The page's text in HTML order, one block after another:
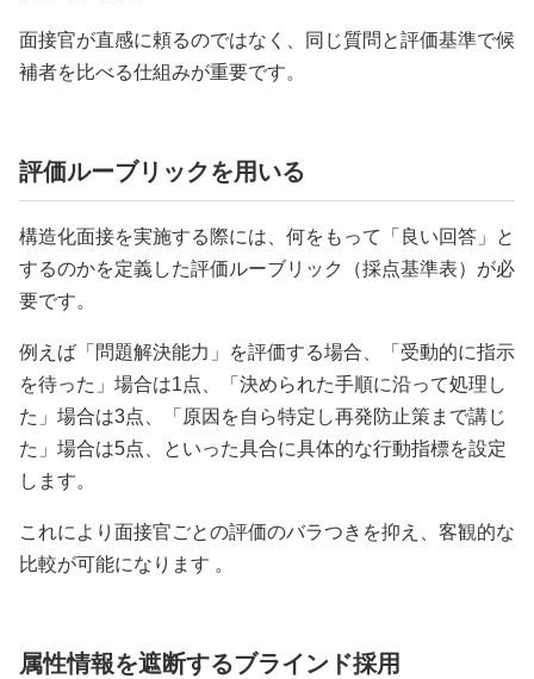
面接官が直感に頼るのではなく、同じ質問と評価基準で候
補者を比べる仕組みが重要です。
評価ルーブリックを用いる
構造化面接を実施する際には、何をもって「良い回答」と
するのかを定義した評価ルーブリック（採点基準表）が必
要です。
例えば「問題解決能力」を評価する場合、「受動的に指示
を待った」場合は1点、「決められた手順に沿って処理し
た」場合は3点、「原因を自ら特定し再発防止策まで講じ
た」場合は5点、といった具合に具体的な行動指標を設定
します。
これにより面接官ごとの評価のバラつきを抑え、客観的な
比較が可能になります 。
属性情報を遮断するブラインド採用